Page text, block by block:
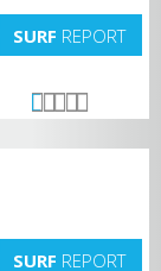
SURF REPORT
SURF REPORT